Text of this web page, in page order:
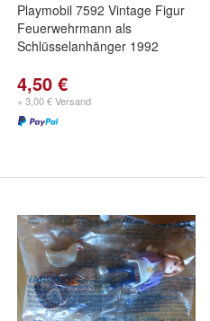
Playmobil 7592 Vintage Figur
Feuerwehrmann als
Schlüsselanhänger 1992
4,50 €
+ 3,00 € Versand